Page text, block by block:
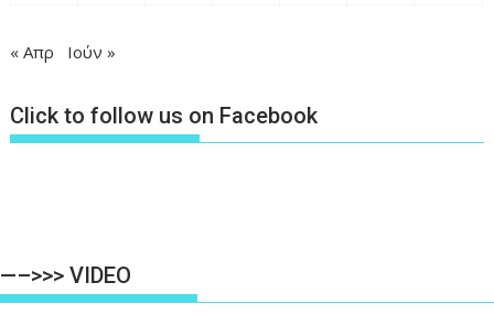
« Απρ Ιούν »
Click to follow us on Facebook
—–>>> VIDEO